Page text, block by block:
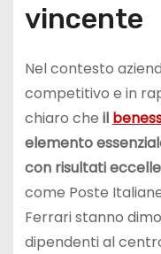
vincente
Nel contesto
competitivo e in
chiaro che il
elemento
con risultati
come Poste
Ferrari stanno
dipendenti al